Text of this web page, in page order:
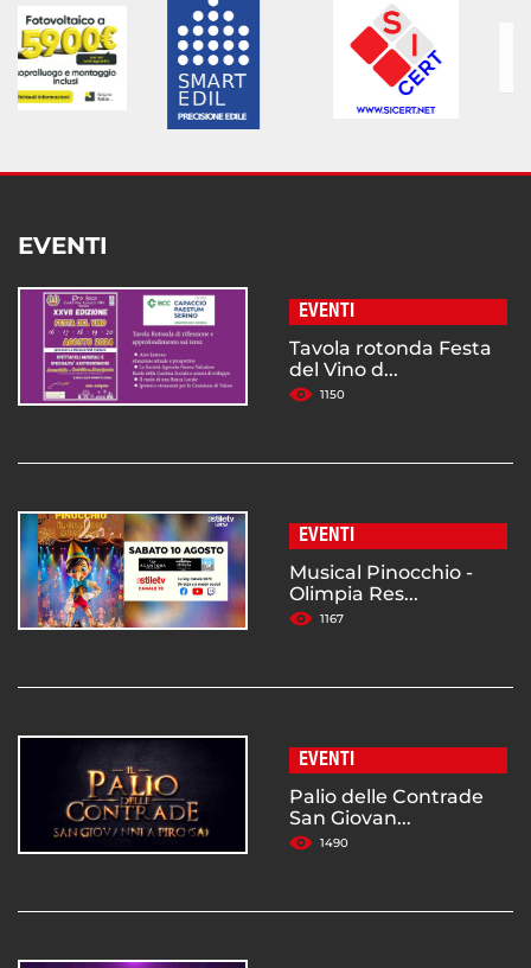
EVENTI
EVENTI
Tavola rotonda Festa
del Vino d...
1150
EVENTI
Musical Pinocchio -
Olimpia Res...
1167
EVENTI
Palio delle Contrade
San Giovan...
1490